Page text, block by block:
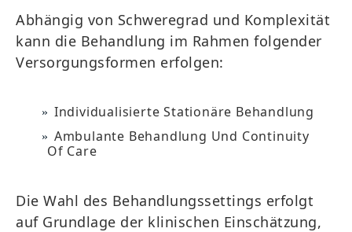
Abhängig von Schweregrad und Komplexität
kann die Behandlung im Rahmen folgender
Versorgungsformen erfolgen:
Individualisierte Stationäre Behandlung
Ambulante Behandlung Und Continuity
Of Care
Die Wahl des Behandlungssettings erfolgt
auf Grundlage der klinischen Einschätzung,